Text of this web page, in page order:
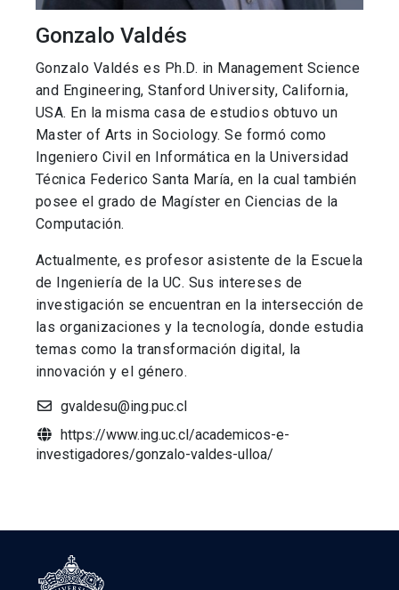
Gonzalo Valdés
Gonzalo Valdés es Ph.D. in Management Science
and Engineering, Stanford University, California,
USA. En la misma casa de estudios obtuvo un
Master of Arts in Sociology. Se formó como
Ingeniero Civil en Informática en la Universidad
Técnica Federico Santa María, en la cual también
posee el grado de Magíster en Ciencias de la
Computación.
Actualmente, es profesor asistente de la Escuela
de Ingeniería de la UC. Sus intereses de
investigación se encuentran en la intersección de
las organizaciones y la tecnología, donde estudia
temas como la transformación digital, la
innovación y el género.
gvaldesu@ing.puc.cl
https://www.ing.uc.cl/academicos-e-
investigadores/gonzalo-valdes-ulloa/